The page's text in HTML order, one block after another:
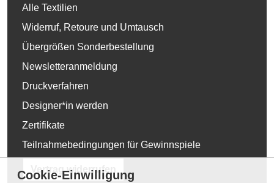
Alle Textilien
Widerruf, Retoure und Umtausch
Übergrößen Sonderbestellung
Newsletteranmeldung
Druckverfahren
Designer*in werden
Zertifikate
Teilnahmebedingungen für Gewinnspiele
Vertrag widerrufen
Cookie-Einwilligung